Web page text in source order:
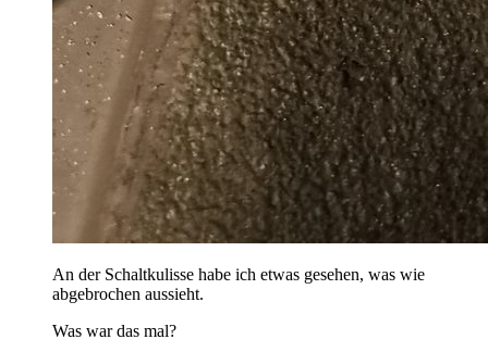
An der Schaltkulisse habe ich etwas gesehen, was wie
abgebrochen aussieht.
Was war das mal?